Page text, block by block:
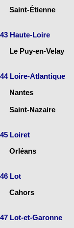
Saint-Étienne
43 Haute-Loire
Le Puy-en-Velay
44 Loire-Atlantique
Nantes
Saint-Nazaire
45 Loiret
Orléans
46 Lot
Cahors
47 Lot-et-Garonne